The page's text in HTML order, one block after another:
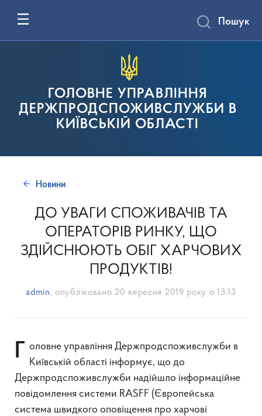
ГОЛОВНЕ УПРАВЛІННЯ
ДЕРЖПРОДСПОЖИВСЛУЖБИ В
КИЇВСЬКІЙ ОБЛАСТІ
Пошук
Новини
ДО УВАГИ СПОЖИВАЧІВ ТА
ОПЕРАТОРІВ РИНКУ, ЩО
ЗДІЙСНЮЮТЬ ОБІГ ХАРЧОВИХ
ПРОДУКТІВ!
admin , опубліковано 20 вересня 2019 року о 13:13
Головне управління Держпродспоживслужби в
Київській області інформує, що до
Держпродспоживслужби надійшло інформаційне
повідомлення системи RASFF (Європейська
система швидкого оповіщення про харчові